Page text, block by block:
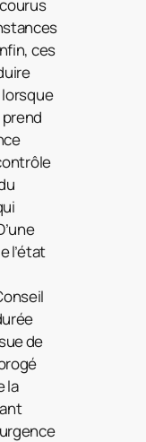
ces
prend
l’état
de
la